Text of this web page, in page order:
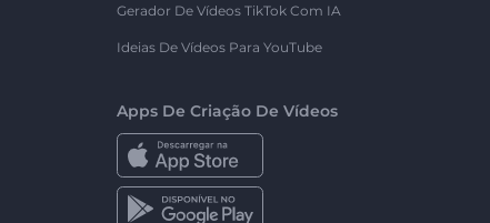
Gerador De Vídeos TikTok Com IA
Ideias De Vídeos Para YouTube
Apps De Criação De Vídeos